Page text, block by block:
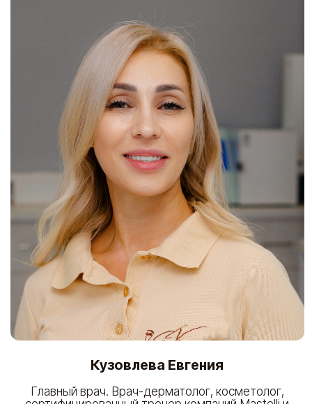
Косметолог-эстетист. Массажист.
Иглорефлексотерапевт. Врач акушер-гинеколог.
Виноградная Тамара